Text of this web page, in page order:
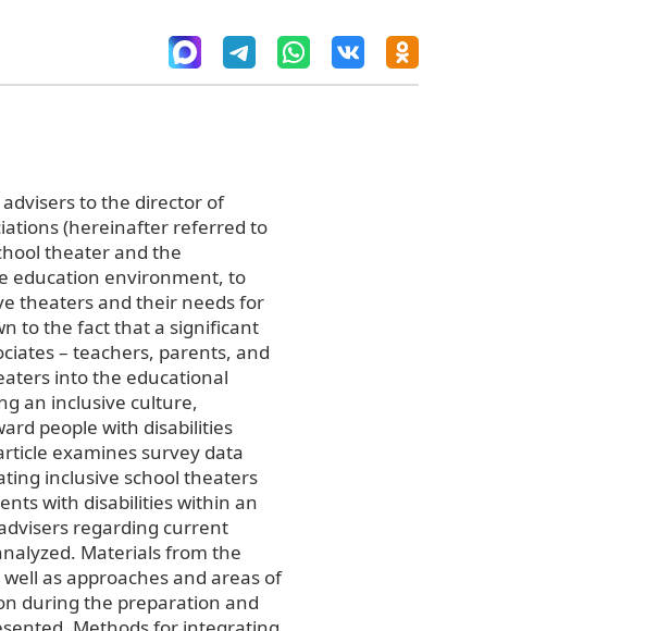
to the director of
(hereinafter referred to
theater and the
education environment, to
theaters and their needs for
to the fact that a significant
– teachers, parents, and
into the educational
an inclusive culture,
people with disabilities
examines survey data
inclusive school theaters
with disabilities within an
regarding current
Materials from the
as approaches and areas of
during the preparation and